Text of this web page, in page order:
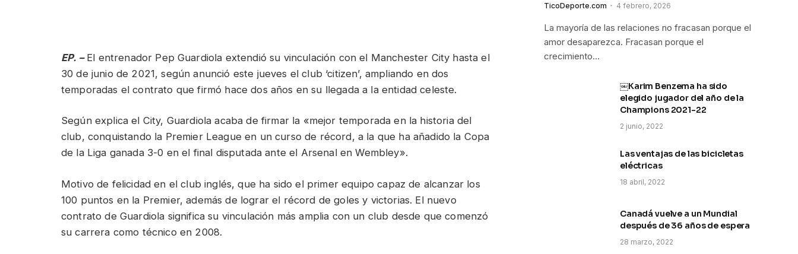
EP. –El entrenador Pep Guardiola extendió su vinculación con el Manchester City hasta el
30 de junio de 2021, según anunció este jueves el club ‘citizen’, ampliando en dos
temporadas el contrato que firmó hace dos años en su llegada a la entidad celeste.
Según explica el City, Guardiola acaba de firmar la «mejor temporada en la historia del
club, conquistando la Premier League en un curso de récord, a la que ha añadido la Copa
de la Liga ganada 3-0 en el final disputada ante el Arsenal en Wembley».
Motivo de felicidad en el club inglés, que ha sido el primer equipo capaz de alcanzar los
100 puntos en la Premier, además de lograr el récord de goles y victorias. El nuevo
contrato de Guardiola significa su vinculación más amplia con un club desde que comenzó
su carrera como técnico en 2008.
TicoDeporte.com 4 febrero, 2026
La mayoría de las relaciones no fracasan porque el
amor desaparezca. Fracasan porque el
crecimiento…
￼Karim Benzema ha sido
elegido jugador del año de la
Champions 2021-22
2 junio, 2022
Las ventajas de las bicicletas
eléctricas
18 abril, 2022
Canadá vuelve a un Mundial
después de 36 años de espera
28 marzo, 2022